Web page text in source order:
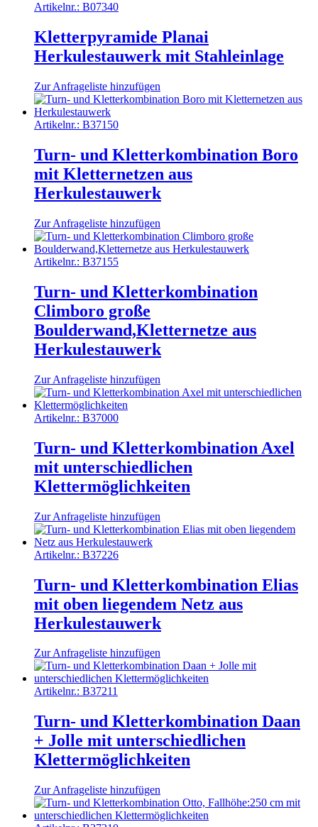
Artikelnr.: B07340
Kletterpyramide Planai
Herkulestauwerk mit Stahleinlage
Zur Anfrageliste hinzufügen
Artikelnr.: B37150
Turn- und Kletterkombination Boro
mit Kletternetzen aus
Herkulestauwerk
Zur Anfrageliste hinzufügen
Artikelnr.: B37155
Turn- und Kletterkombination
Climboro große
Boulderwand,Kletternetze aus
Herkulestauwerk
Zur Anfrageliste hinzufügen
Artikelnr.: B37000
Turn- und Kletterkombination Axel
mit unterschiedlichen
Klettermöglichkeiten
Zur Anfrageliste hinzufügen
Artikelnr.: B37226
Turn- und Kletterkombination Elias
mit oben liegendem Netz aus
Herkulestauwerk
Zur Anfrageliste hinzufügen
Artikelnr.: B37211
Turn- und Kletterkombination Daan
+ Jolle mit unterschiedlichen
Klettermöglichkeiten
Zur Anfrageliste hinzufügen